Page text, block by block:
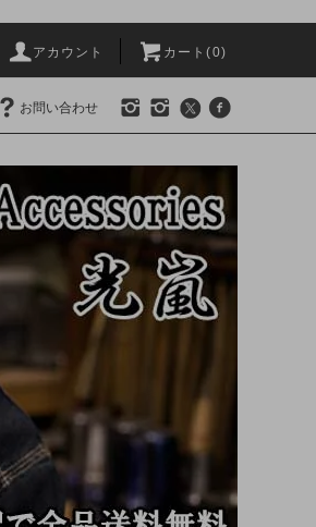
アカウント カート(0)
お問い合わせ